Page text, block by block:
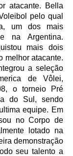
atacante. Bella
pelo qual
um dos mais
na Argentina.
mais dois
melhor atacante.
a seleção
de Vôlei,
o torneio Pré
do Sul, sendo
equipe. Em
no Corpo de
lotado na
demonstração
seu talento a